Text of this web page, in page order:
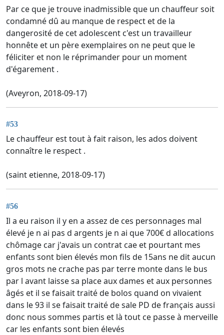
Par ce que je trouve inadmissible que un chauffeur soit
condamné dû au manque de respect et de la
dangerosité de cet adolescent c'est un travailleur
honnête et un père exemplaires on ne peut que le
féliciter et non le réprimander pour un moment
d'égarement .
(Aveyron, 2018-09-17)
#53
Le chauffeur est tout à fait raison, les ados doivent
connaître le respect .
(saint etienne, 2018-09-17)
#56
Il a eu raison il y en a assez de ces personnages mal
élevé je n ai pas d argents je n ai que 700€ d allocations
chômage car j'avais un contrat cae et pourtant mes
enfants sont bien élevés mon fils de 15ans ne dit aucun
gros mots ne crache pas par terre monte dans le bus
par l avant laisse sa place aux dames et aux personnes
âgés et il se faisait traité de bolos quand on vivaient
dans le 93 il se faisait traité de sale PD de français aussi
donc nous sommes partis et là tout ce passe à merveille
car les enfants sont bien élevés